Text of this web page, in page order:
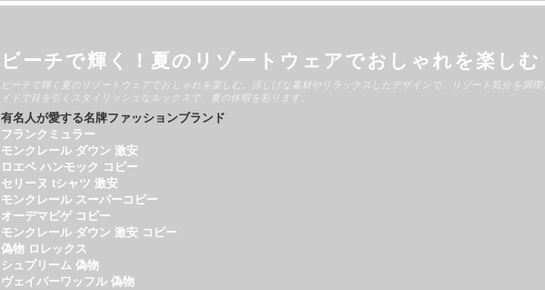
ビーチで輝く！夏のリゾートウェアでおしゃれを楽しむ
ビーチで輝く夏のリゾートウェアでおしゃれを楽しむ。涼しげな素材やリラックスしたデザインで、リゾート気分を満
イドで目を引くスタイリッシュなルックスで、夏の休暇を彩ります。
有名人が愛する名牌ファッションブランド
フランクミュラー
モンクレール ダウン 激安
ロエベ ハンモック コピー
セリーヌ tシャツ 激安
モンクレール スーパーコピー
オーデマピゲ コピー
モンクレール ダウン 激安 コピー
偽物 ロレックス
シュプリーム 偽物
ヴェイパーワッフル 偽物